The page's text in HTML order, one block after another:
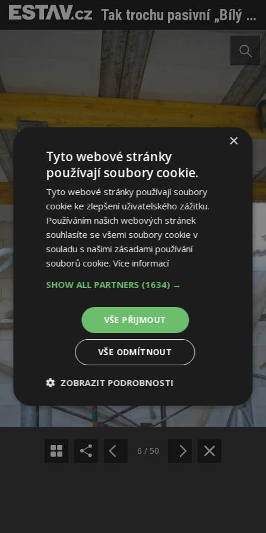
Tak trochu pasivní „Bílý dům“
Sdílet na Pinterestu
6 / 50
×
Tyto webové stránky
používají soubory cookie.
Tyto webové stránky používají soubory
cookie ke zlepšení uživatelského zážitku.
Používáním našich webových stránek
souhlasíte se všemi soubory cookie v
souladu s našimi zásadami používání
souborů cookie.Více informací
SHOW ALL PARTNERS (1634) →
VŠE PŘIJMOUT
VŠE ODMÍTNOUT
ZOBRAZIT PODROBNOSTI
Nezbytně
nutné
soubory
Výkonové
soubory
Soubory